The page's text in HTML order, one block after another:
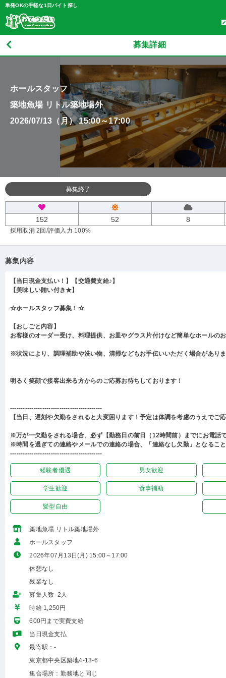
単発OKの手軽な1日バイト探し
募集詳細
ホールスタッフ
築地魚場 リトル築地場外
2026/07/13（月） 15:00～17:00
募集終了
152 52 8
採用取消 2回 /評価入力 100%
募集内容
【当日現金支払い！】【交通費支給♪】
【美味しい賄い付き★】
☆ホールスタッフ募集！☆
【おしごと内容】
お客様のオーダー受け、料理提供、お皿やグラス片付けなど簡単なホールの
※状況により、調理補助や洗い物、清掃などもお手伝いいただく場合があり
明るく笑顔で接客出来る方からのご応募お待ちしております！
-------------------------------------------
【当日、遅刻や欠勤をされると大変困ります！予定は体調を考慮のうえでご
※万が一欠勤をされる場合、必ず【勤務日の前日（12時間前）までにお電話
※時間を過ぎての連絡やメールでの連絡の場合、「連絡なし欠勤」となるこ
-------------------------------------------
経験者優遇 男女歓迎
学生歓迎 食事補助
髪型自由
築地魚場 リトル築地場外
ホールスタッフ
2026年07月13日(月) 15:00～17:00
休憩なし
残業なし
募集人数 2人
時給 1,250円
600円まで実費支給
当日現金支払
最寄駅：-
東京都中央区築地4-13-6
集合場所：勤務地と同じ